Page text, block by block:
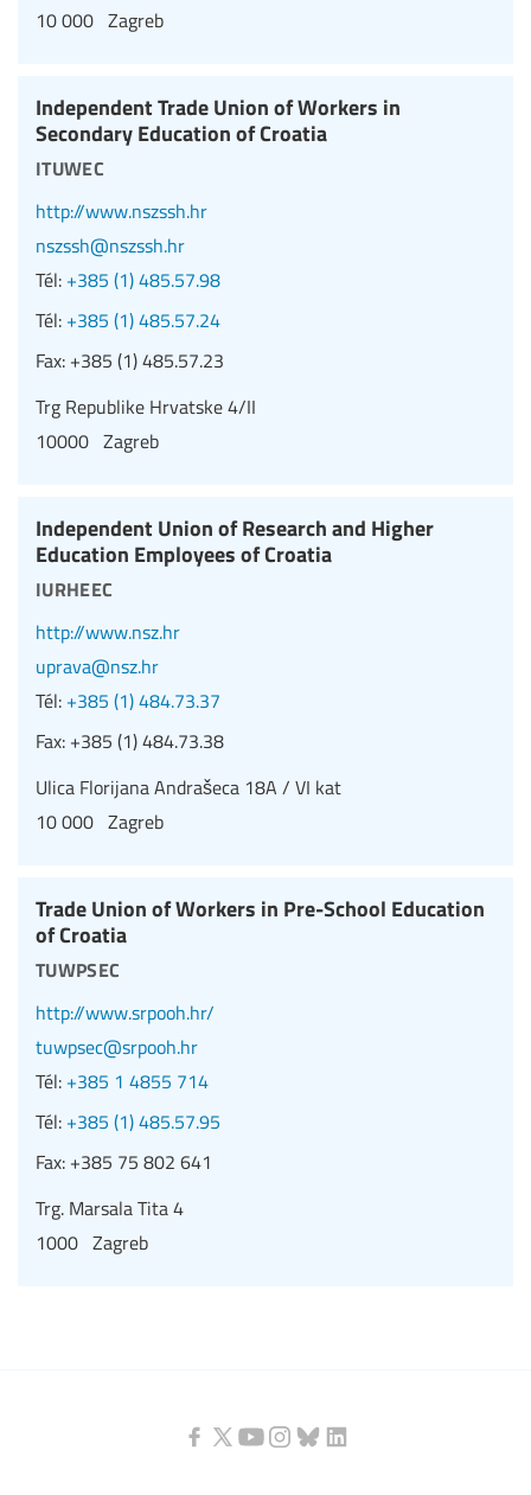
10 000 Zagreb
Independent Trade Union of Workers in
Secondary Education of Croatia
ituwec
http://www.nszssh.hr
nszssh@nszssh.hr
Tél: +385 (1) 485.57.98
Tél: +385 (1) 485.57.24
Fax: +385 (1) 485.57.23
Trg Republike Hrvatske 4/II
10000 Zagreb
Independent Union of Research and Higher
Education Employees of Croatia
iurheec
http://www.nsz.hr
uprava@nsz.hr
Tél: +385 (1) 484.73.37
Fax: +385 (1) 484.73.38
Ulica Florijana Andrašeca 18A / VI kat
10 000 Zagreb
Trade Union of Workers in Pre-School Education
of Croatia
tuwpsec
http://www.srpooh.hr/
tuwpsec@srpooh.hr
Tél: +385 1 4855 714
Tél: +385 (1) 485.57.95
Fax: +385 75 802 641
Trg. Marsala Tita 4
1000 Zagreb